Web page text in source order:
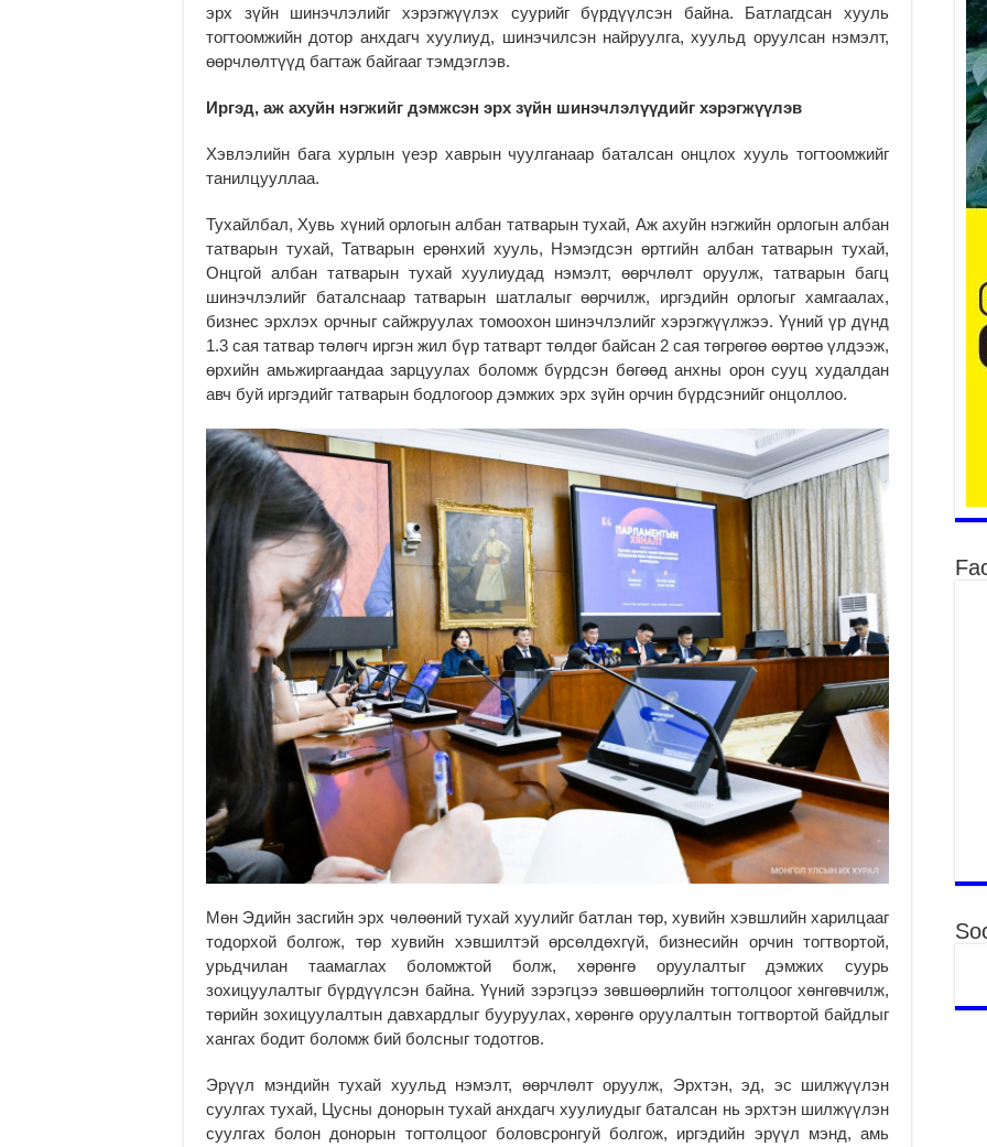
эрх зүйн шинэчлэлийг хэрэгжүүлэх суурийг бүрдүүлсэн байна. Батлагдсан хууль
тогтоомжийн дотор анхдагч хуулиуд, шинэчилсэн найруулга, хуульд оруулсан нэмэлт,
өөрчлөлтүүд багтаж байгааг тэмдэглэв.
Иргэд, аж ахуйн нэгжийг дэмжсэн эрх зүйн шинэчлэлүүдийг хэрэгжүүлэв
Хэвлэлийн бага хурлын үеэр хаврын чуулганаар баталсан онцлох хууль тогтоомжийг
танилцууллаа.
Тухайлбал, Хувь хүний орлогын албан татварын тухай, Аж ахуйн нэгжийн орлогын албан
татварын тухай, Татварын ерөнхий хууль, Нэмэгдсэн өртгийн албан татварын тухай,
Онцгой албан татварын тухай хуулиудад нэмэлт, өөрчлөлт оруулж, татварын багц
шинэчлэлийг баталснаар татварын шатлалыг өөрчилж, иргэдийн орлогыг хамгаалах,
бизнес эрхлэх орчныг сайжруулах томоохон шинэчлэлийг хэрэгжүүлжээ. Үүний үр дүнд
1.3 сая татвар төлөгч иргэн жил бүр татварт төлдөг байсан 2 сая төгрөгөө өөртөө үлдээж,
өрхийн амьжиргаандаа зарцуулах боломж бүрдсэн бөгөөд анхны орон сууц худалдан
авч буй иргэдийг татварын бодлогоор дэмжих эрх зүйн орчин бүрдсэнийг онцоллоо.
Мөн Эдийн засгийн эрх чөлөөний тухай хуулийг батлан төр, хувийн хэвшлийн харилцааг
тодорхой болгож, төр хувийн хэвшилтэй өрсөлдөхгүй, бизнесийн орчин тогтвортой,
урьдчилан таамаглах боломжтой болж, хөрөнгө оруулалтыг дэмжих суурь
зохицуулалтыг бүрдүүлсэн байна. Үүний зэрэгцээ зөвшөөрлийн тогтолцоог хөнгөвчилж,
төрийн зохицуулалтын давхардлыг бууруулах, хөрөнгө оруулалтын тогтвортой байдлыг
хангах бодит боломж бий болсныг тодотгов.
Эрүүл мэндийн тухай хуульд нэмэлт, өөрчлөлт оруулж, Эрхтэн, эд, эс шилжүүлэн
суулгах тухай, Цусны донорын тухай анхдагч хуулиудыг баталсан нь эрхтэн шилжүүлэн
суулгах болон донорын тогтолцоог боловсронгуй болгож, иргэдийн эрүүл мэнд, амь